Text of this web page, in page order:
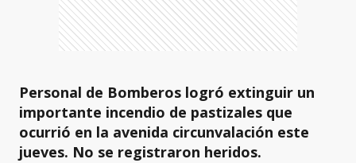
Personal de Bomberos logró extinguir un
importante incendio de pastizales que
ocurrió en la avenida circunvalación este
jueves. No se registraron heridos.